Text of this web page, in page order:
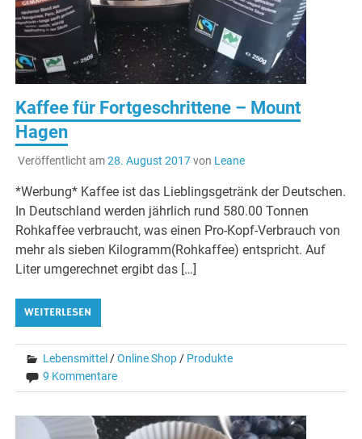
Kaffee für Fortgeschrittene – Mount
Hagen
Veröffentlicht am28. August 2017von Leane
*Werbung* Kaffee ist das Lieblingsgetränk der Deutschen.
In Deutschland werden jährlich rund 580.00 Tonnen
Rohkaffee verbraucht, was einen Pro-Kopf-Verbrauch von
mehr als sieben Kilogramm(Rohkaffee) entspricht. Auf
Liter umgerechnet ergibt das […]
WEITERLESEN
Lebensmittel /Online Shop / Produkte
9 Kommentare